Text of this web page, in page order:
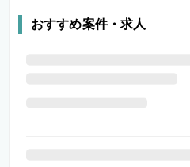
おすすめ案件・求人